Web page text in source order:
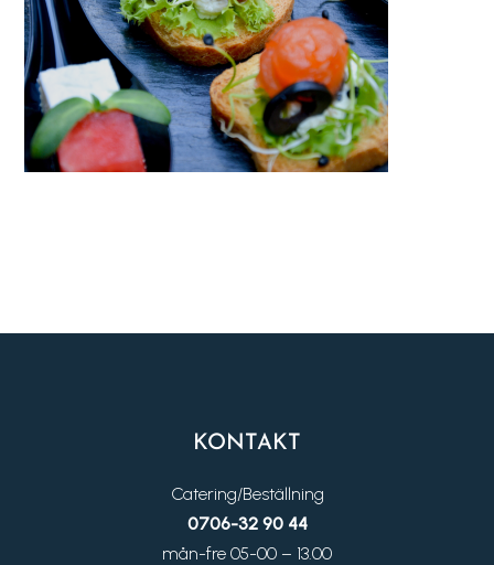
KONTAKT
Catering/Beställning
0706-32 90 44
mån-fre 05-00 – 13.00